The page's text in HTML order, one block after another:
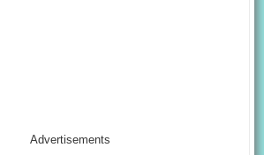
Advertisements